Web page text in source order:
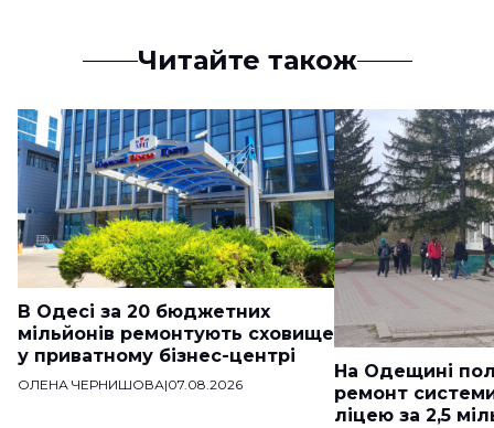
Читайте також
В Одесі за 20 бюджетних
мільйонів ремонтують сховище
у приватному бізнес-центрі
ОЛЕНА ЧЕРНИШОВА|07.08.2026
На Одещині
ремонт
ліцею за 2,5